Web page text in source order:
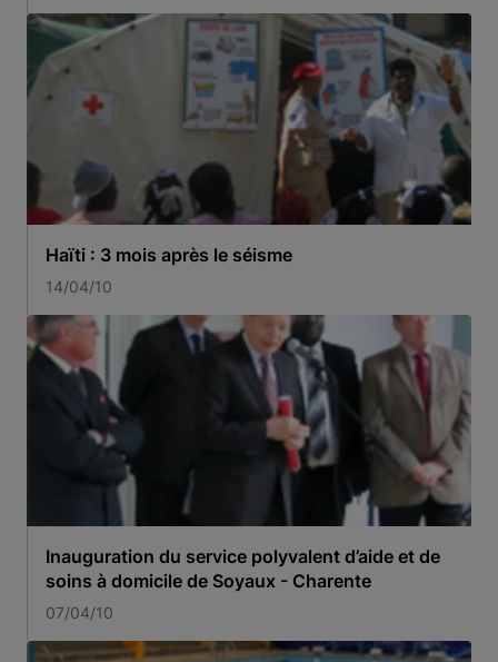
Haïti : 3 mois après le séisme
14/04/10
Inauguration du service polyvalent d’aide et de
soins à domicile de Soyaux - Charente
07/04/10